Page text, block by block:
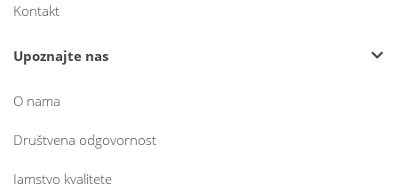
Kontakt
Upoznajte nas
O nama
Društvena odgovornost
Jamstvo kvalitete